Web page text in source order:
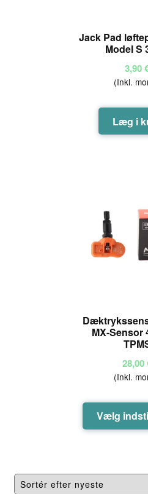
Jack Pad
Model S
3,90
(Inkl.
Læg i
MX-Sensor
28,00
(Inkl.
Vælg